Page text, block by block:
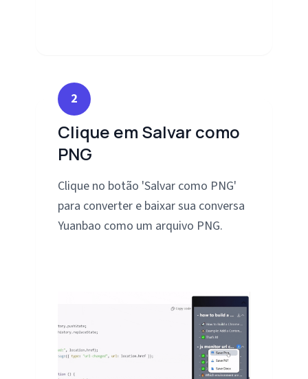
2
Clique em Salvar como
PNG
Clique no botão 'Salvar como PNG'
para converter e baixar sua conversa
Yuanbao como um arquivo PNG.